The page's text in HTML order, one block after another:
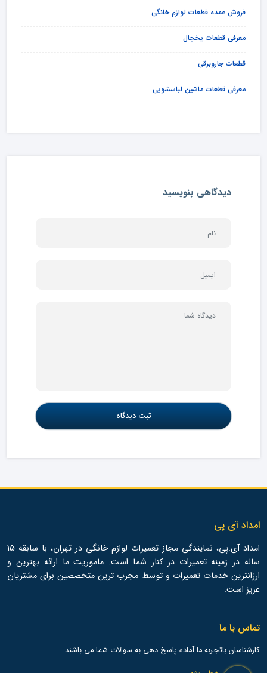
فروش عمده قطعات لوازم خانگی
معرفی قطعات یخچال
قطعات جاروبرقی
معرفی قطعات ماشین لباسشویی
دیدگاهی بنویسید
امداد آی پی
امداد آی.پی، نمایندگی مجاز تعمیرات لوازم خانگی در تهران، با سابقه 15
ساله در زمینه تعمیرات در کنار شما است. ماموریت ما ارائه بهترین و
ارزانترین خدمات تعمیرات و توسط مجرب ترین متخصصین برای مشتریان
عزیز است.
تماس با ما
کارشناسان باتجربه ما آماده پاسخ دهی به سوالات شما می باشند.